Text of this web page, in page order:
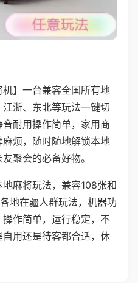
机】一台兼容全国所有地
浙、东北等玩法一键切
耐用操作简单，家用商
烦，随时随地解锁本地
聚会的必备好物。
麻将玩法，兼容108张和
地在疆人群玩法，机器功
作简单，运行稳定，不
用还是待客都合适，休